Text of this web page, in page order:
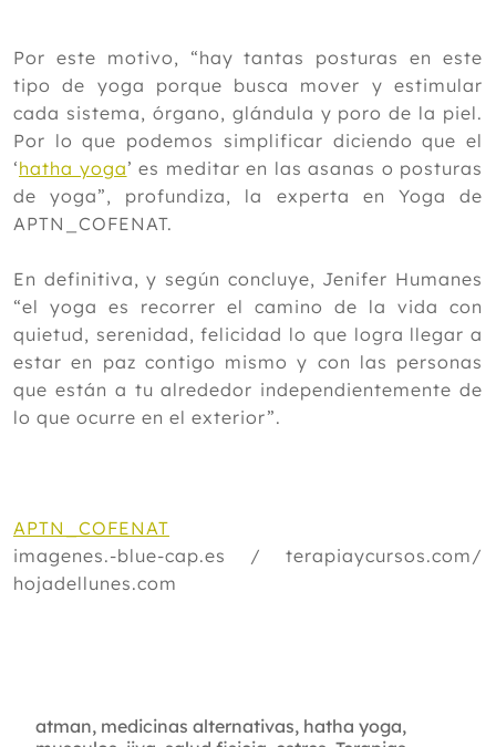
Por este motivo, “hay tantas posturas en este
tipo de yoga porque busca mover y estimular
cada sistema, órgano, glándula y poro de la piel.
Por lo que podemos simplificar diciendo que el
‘hatha yoga’ es meditar en las asanas o posturas
de yoga”, profundiza, la experta en Yoga de
APTN_COFENAT.
En definitiva, y según concluye, Jenifer Humanes
“el yoga es recorrer el camino de la vida con
quietud, serenidad, felicidad lo que logra llegar a
estar en paz contigo mismo y con las personas
que están a tu alrededor independientemente de
lo que ocurre en el exterior”.
APTN_COFENAT
imagenes.-blue-cap.es / terapiaycursos.com/
hojadellunes.com
atman, medicinas alternativas, hatha yoga,